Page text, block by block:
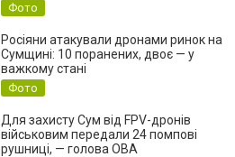
Фото
Росіяни атакували дронами ринок на
Сумщині: 10 поранених, двоє — у
важкому стані
Фото
Для захисту Сум від FPV-дронів
військовим передали 24 помпові
рушниці, — голова ОВА